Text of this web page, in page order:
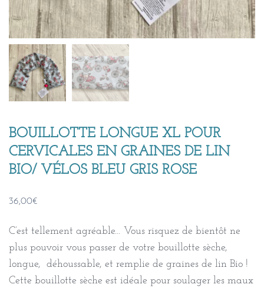
BOUILLOTTE LONGUE XL POUR
CERVICALES EN GRAINES DE LIN
BIO/ VÉLOS BLEU GRIS ROSE
36,00€
C’est tellement agréable… Vous risquez de bientôt ne
plus pouvoir vous passer de votre bouillotte sèche,
longue, déhoussable, et remplie de graines de lin Bio !
Cette bouillotte sèche est idéale pour soulager les maux